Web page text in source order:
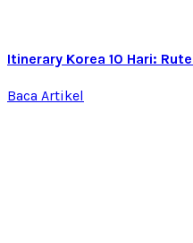
Itinerary Korea 10 Hari:
Baca Artikel